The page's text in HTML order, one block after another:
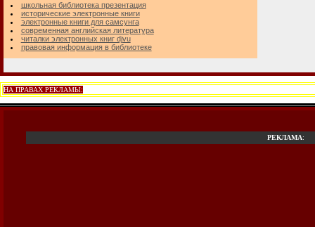
школьная библиотека презентация
исторические электронные книги
электронные книги для самсунга
современная английская литература
читалки электронных книг djvu
правовая информация в библиотеке
НА ПРАВАХ РЕКЛАМЫ:
РЕКЛАМА: